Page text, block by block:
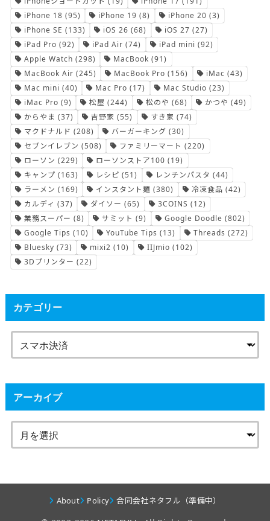
iPhone 18 (95) iPhone 19 (8) iPhone 20 (3)
iPhone SE (133) iOS 26 (68) iOS 27 (27)
iPad Pro (92) iPad Air (74) iPad mini (92)
Apple Watch (298) MacBook (91)
MacBook Air (245) MacBook Pro (156) iMac (43)
Mac mini (40) Mac Pro (17) Mac Studio (23)
iMac Pro (9) 松屋 (244) 松のや (68) かつや (49)
からやま (37) 吉野家 (55) すき家 (74)
マクドナルド (208) バーガーキング (30)
セブンイレブン (508) ファミリーマート (220)
ローソン (229) ローソンストア100 (19)
キャンプ (163) レシピ (51) レンチンパスタ (44)
ラーメン (169) インスタント麺 (380) 冷凍食品 (42)
カルディ (37) ダイソー (65) 3COINS (12)
業務スーパー (8) サミット (9) Google Doodle (802)
Google Tips (10) YouTube Tips (13) Threads (272)
Bluesky (73) mixi2 (10) IIJmio (102)
3Dプリンター (22)
カテゴリー
アーカイブ
About Policy 合同会社ネタフル（準備中）